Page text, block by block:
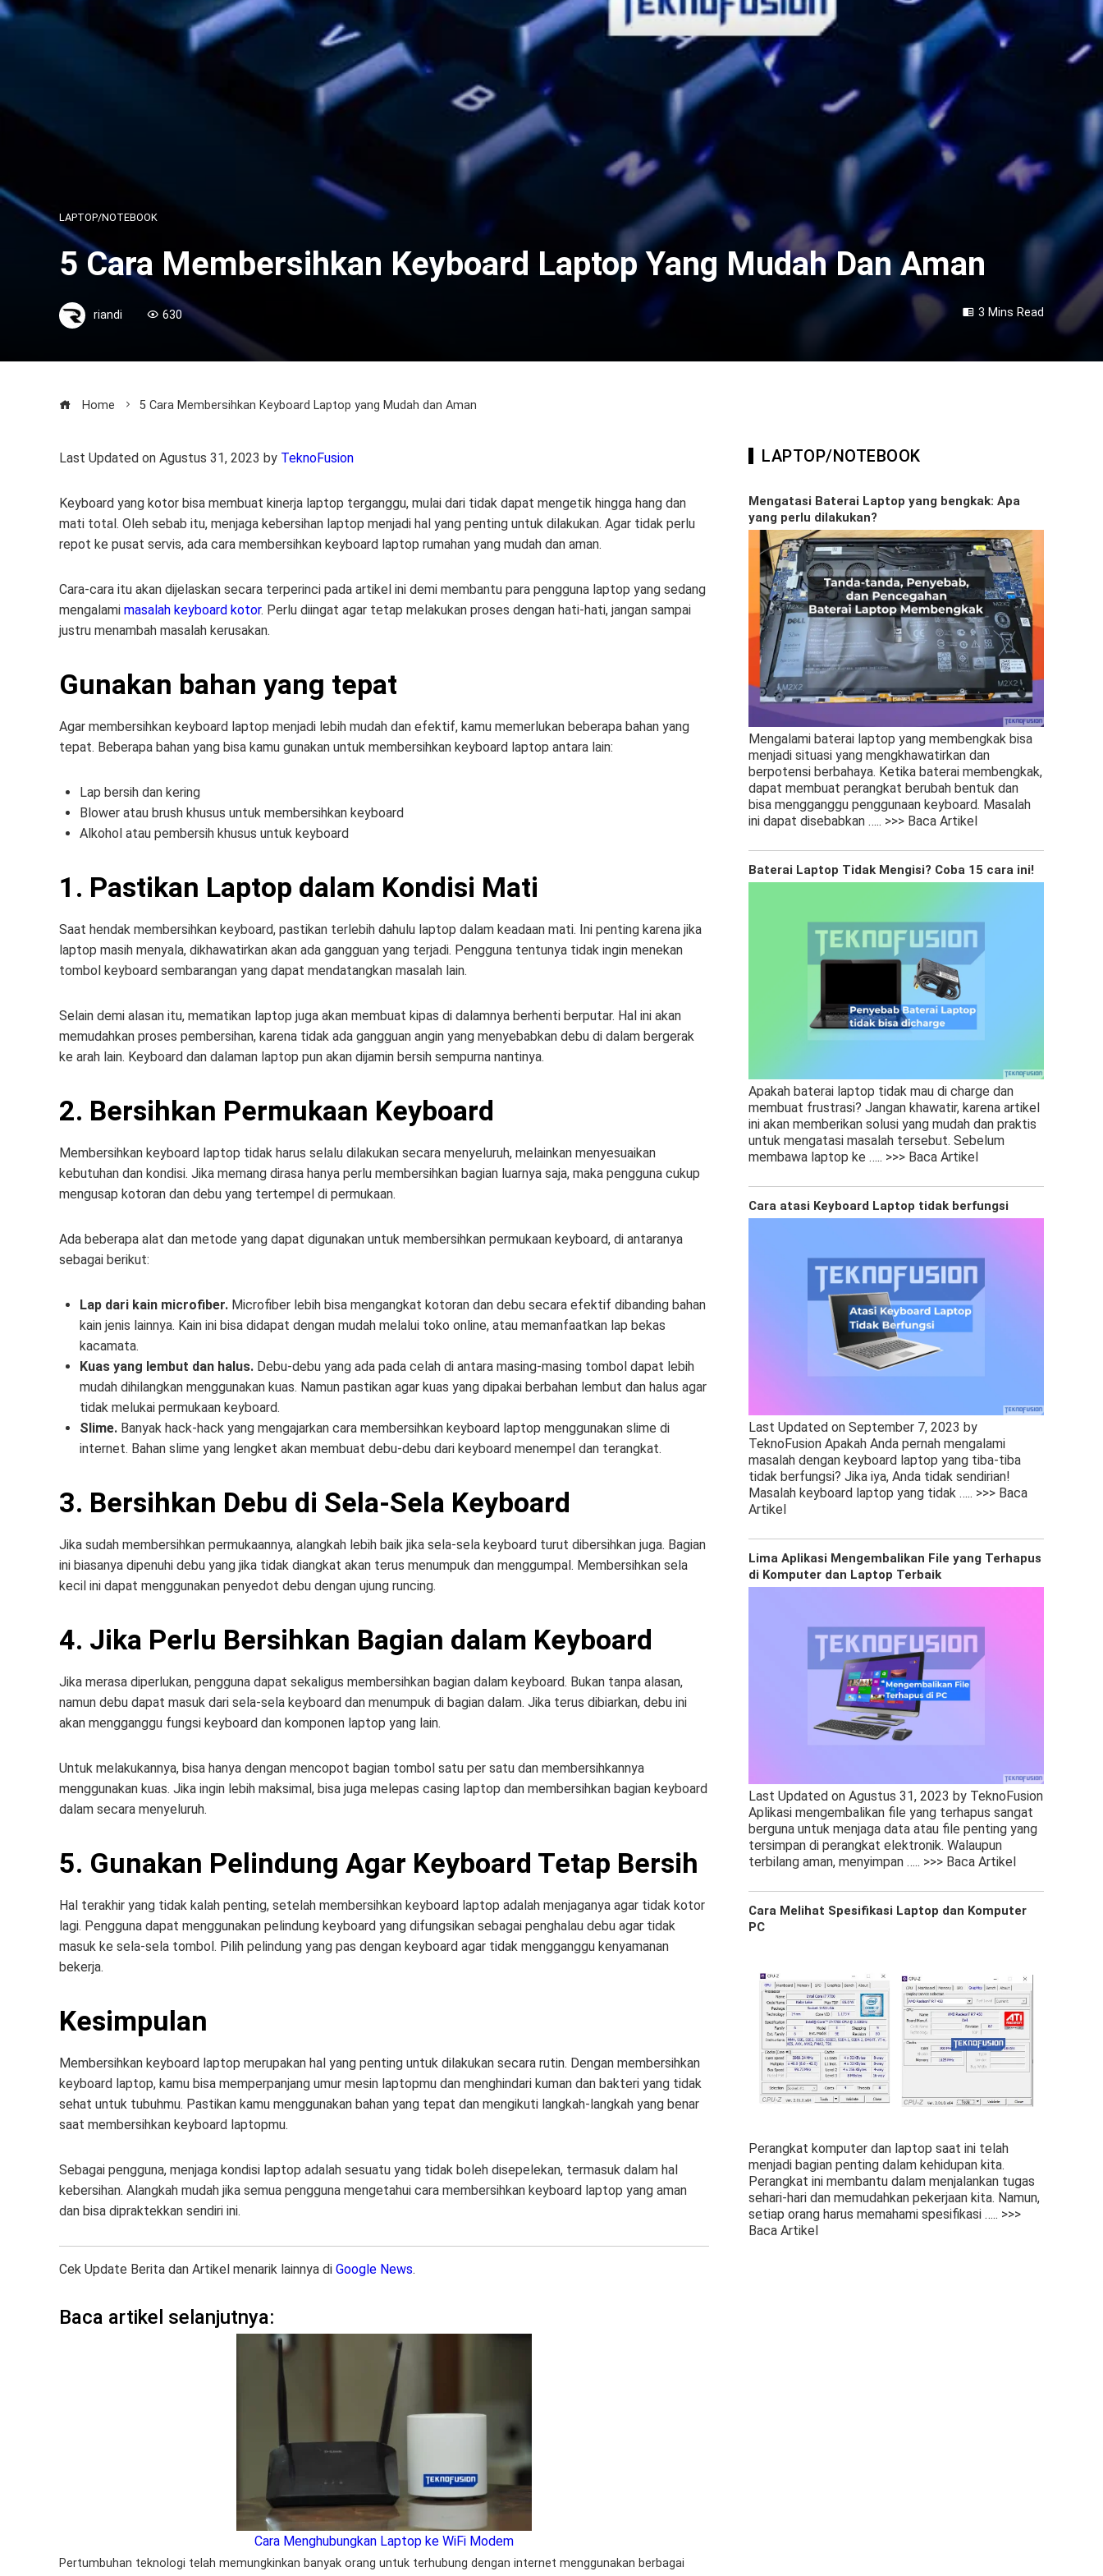
LAPTOP/NOTEBOOK
5 Cara Membersihkan Keyboard Laptop Yang Mudah Dan Aman
riandi 630 3 Mins Read
Home 5 Cara Membersihkan Keyboard Laptop yang Mudah dan Aman
Last Updated on Agustus 31, 2023 by TeknoFusion
Keyboard yang kotor bisa membuat kinerja laptop terganggu, mulai dari tidak dapat mengetik hingga hang dan
mati total. Oleh sebab itu, menjaga kebersihan laptop menjadi hal yang penting untuk dilakukan. Agar tidak perlu
repot ke pusat servis, ada cara membersihkan keyboard laptop rumahan yang mudah dan aman.
Cara-cara itu akan dijelaskan secara terperinci pada artikel ini demi membantu para pengguna laptop yang sedang
mengalami masalah keyboard kotor. Perlu diingat agar tetap melakukan proses dengan hati-hati, jangan sampai
justru menambah masalah kerusakan.
Gunakan bahan yang tepat
Agar membersihkan keyboard laptop menjadi lebih mudah dan efektif, kamu memerlukan beberapa bahan yang
tepat. Beberapa bahan yang bisa kamu gunakan untuk membersihkan keyboard laptop antara lain:
Lap bersih dan kering
Blower atau brush khusus untuk membersihkan keyboard
Alkohol atau pembersih khusus untuk keyboard
1. Pastikan Laptop dalam Kondisi Mati
Saat hendak membersihkan keyboard, pastikan terlebih dahulu laptop dalam keadaan mati. Ini penting karena jika
laptop masih menyala, dikhawatirkan akan ada gangguan yang terjadi. Pengguna tentunya tidak ingin menekan
tombol keyboard sembarangan yang dapat mendatangkan masalah lain.
Selain demi alasan itu, mematikan laptop juga akan membuat kipas di dalamnya berhenti berputar. Hal ini akan
memudahkan proses pembersihan, karena tidak ada gangguan angin yang menyebabkan debu di dalam bergerak
ke arah lain. Keyboard dan dalaman laptop pun akan dijamin bersih sempurna nantinya.
2. Bersihkan Permukaan Keyboard
Membersihkan keyboard laptop tidak harus selalu dilakukan secara menyeluruh, melainkan menyesuaikan
kebutuhan dan kondisi. Jika memang dirasa hanya perlu membersihkan bagian luarnya saja, maka pengguna cukup
mengusap kotoran dan debu yang tertempel di permukaan.
Ada beberapa alat dan metode yang dapat digunakan untuk membersihkan permukaan keyboard, di antaranya
sebagai berikut:
Lap dari kain microfiber. Microfiber lebih bisa mengangkat kotoran dan debu secara efektif dibanding bahan
kain jenis lainnya. Kain ini bisa didapat dengan mudah melalui toko online, atau memanfaatkan lap bekas
kacamata.
Kuas yang lembut dan halus. Debu-debu yang ada pada celah di antara masing-masing tombol dapat lebih
mudah dihilangkan menggunakan kuas. Namun pastikan agar kuas yang dipakai berbahan lembut dan halus agar
tidak melukai permukaan keyboard.
Slime. Banyak hack-hack yang mengajarkan cara membersihkan keyboard laptop menggunakan slime di
internet. Bahan slime yang lengket akan membuat debu-debu dari keyboard menempel dan terangkat.
3. Bersihkan Debu di Sela-Sela Keyboard
Jika sudah membersihkan permukaannya, alangkah lebih baik jika sela-sela keyboard turut dibersihkan juga. Bagian
ini biasanya dipenuhi debu yang jika tidak diangkat akan terus menumpuk dan menggumpal. Membersihkan sela
kecil ini dapat menggunakan penyedot debu dengan ujung runcing.
4. Jika Perlu Bersihkan Bagian dalam Keyboard
Jika merasa diperlukan, pengguna dapat sekaligus membersihkan bagian dalam keyboard. Bukan tanpa alasan,
namun debu dapat masuk dari sela-sela keyboard dan menumpuk di bagian dalam. Jika terus dibiarkan, debu ini
akan mengganggu fungsi keyboard dan komponen laptop yang lain.
Untuk melakukannya, bisa hanya dengan mencopot bagian tombol satu per satu dan membersihkannya
menggunakan kuas. Jika ingin lebih maksimal, bisa juga melepas casing laptop dan membersihkan bagian keyboard
dalam secara menyeluruh.
5. Gunakan Pelindung Agar Keyboard Tetap Bersih
Hal terakhir yang tidak kalah penting, setelah membersihkan keyboard laptop adalah menjaganya agar tidak kotor
lagi. Pengguna dapat menggunakan pelindung keyboard yang difungsikan sebagai penghalau debu agar tidak
masuk ke sela-sela tombol. Pilih pelindung yang pas dengan keyboard agar tidak mengganggu kenyamanan
bekerja.
Kesimpulan
Membersihkan keyboard laptop merupakan hal yang penting untuk dilakukan secara rutin. Dengan membersihkan
keyboard laptop, kamu bisa memperpanjang umur mesin laptopmu dan menghindari kuman dan bakteri yang tidak
sehat untuk tubuhmu. Pastikan kamu menggunakan bahan yang tepat dan mengikuti langkah-langkah yang benar
saat membersihkan keyboard laptopmu.
Sebagai pengguna, menjaga kondisi laptop adalah sesuatu yang tidak boleh disepelekan, termasuk dalam hal
kebersihan. Alangkah mudah jika semua pengguna mengetahui cara membersihkan keyboard laptop yang aman
dan bisa dipraktekkan sendiri ini.
Cek Update Berita dan Artikel menarik lainnya di Google News.
Baca artikel selanjutnya:
Cara Menghubungkan Laptop ke WiFi Modem
Pertumbuhan teknologi telah memungkinkan banyak orang untuk terhubung dengan internet menggunakan berbagai
LAPTOP/NOTEBOOK
Mengatasi Baterai Laptop yang bengkak: Apa
yang perlu dilakukan?
Mengalami baterai laptop yang membengkak bisa
menjadi situasi yang mengkhawatirkan dan
berpotensi berbahaya. Ketika baterai membengkak,
dapat membuat perangkat berubah bentuk dan
bisa mengganggu penggunaan keyboard. Masalah
ini dapat disebabkan ….. >>> Baca Artikel
Baterai Laptop Tidak Mengisi? Coba 15 cara ini!
Apakah baterai laptop tidak mau di charge dan
membuat frustrasi? Jangan khawatir, karena artikel
ini akan memberikan solusi yang mudah dan praktis
untuk mengatasi masalah tersebut. Sebelum
membawa laptop ke ….. >>> Baca Artikel
Cara atasi Keyboard Laptop tidak berfungsi
Last Updated on September 7, 2023 by
TeknoFusion Apakah Anda pernah mengalami
masalah dengan keyboard laptop yang tiba-tiba
tidak berfungsi? Jika iya, Anda tidak sendirian!
Masalah keyboard laptop yang tidak ….. >>> Baca
Artikel
Lima Aplikasi Mengembalikan File yang Terhapus
di Komputer dan Laptop Terbaik
Last Updated on Agustus 31, 2023 by TeknoFusion
Aplikasi mengembalikan file yang terhapus sangat
berguna untuk menjaga data atau file penting yang
tersimpan di perangkat elektronik. Walaupun
terbilang aman, menyimpan ….. >>> Baca Artikel
Cara Melihat Spesifikasi Laptop dan Komputer
PC
Perangkat komputer dan laptop saat ini telah
menjadi bagian penting dalam kehidupan kita.
Perangkat ini membantu dalam menjalankan tugas
sehari-hari dan memudahkan pekerjaan kita. Namun,
setiap orang harus memahami spesifikasi ….. >>>
Baca Artikel